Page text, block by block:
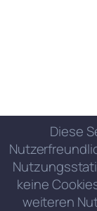
Diese
keine
weiteren